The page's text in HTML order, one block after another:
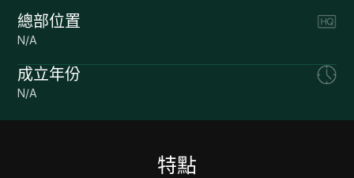
總部位置
N/A
成立年份
N/A
特點